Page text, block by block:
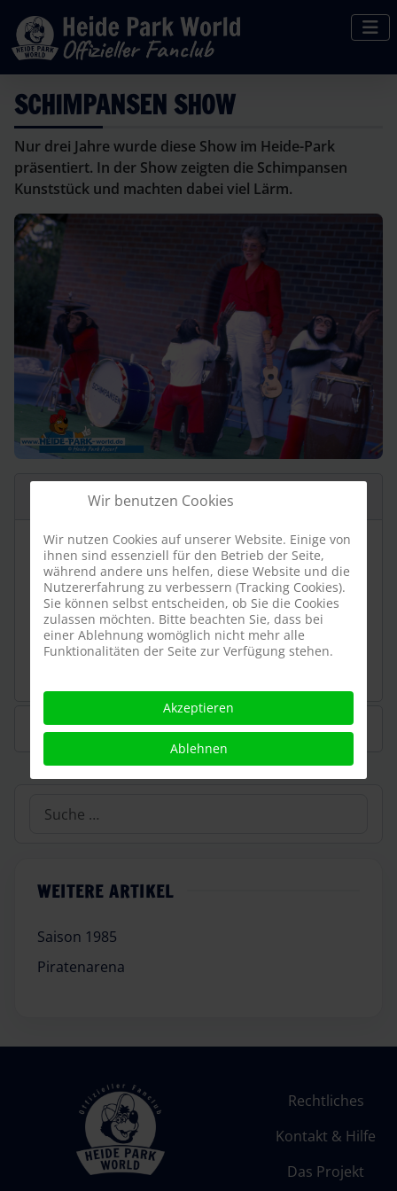
SCHIMPANSEN SHOW
Nur drei Jahre wurde diese Show im Heide-Park
präsentiert. In der Show zeigten die Schimpansen
Kunststück und machten dabei viel Lärm.
Daten & Fakten
Betrieb
von 1983 oder 1984 bis 1987
Tiere
Schimpansen
Standort
an der Stelle der heutigen Show-
Arena
Bilder
Suchen
WEITERE ARTIKEL
Saison 1985
Piratenarena
Rechtliches
Kontakt & Hilfe
Das Projekt
Wir benutzen Cookies
Wir nutzen Cookies auf unserer Website. Einige von
ihnen sind essenziell für den Betrieb der Seite,
während andere uns helfen, diese Website und die
Nutzererfahrung zu verbessern (Tracking Cookies).
Sie können selbst entscheiden, ob Sie die Cookies
zulassen möchten. Bitte beachten Sie, dass bei
einer Ablehnung womöglich nicht mehr alle
Funktionalitäten der Seite zur Verfügung stehen.
Akzeptieren
Ablehnen